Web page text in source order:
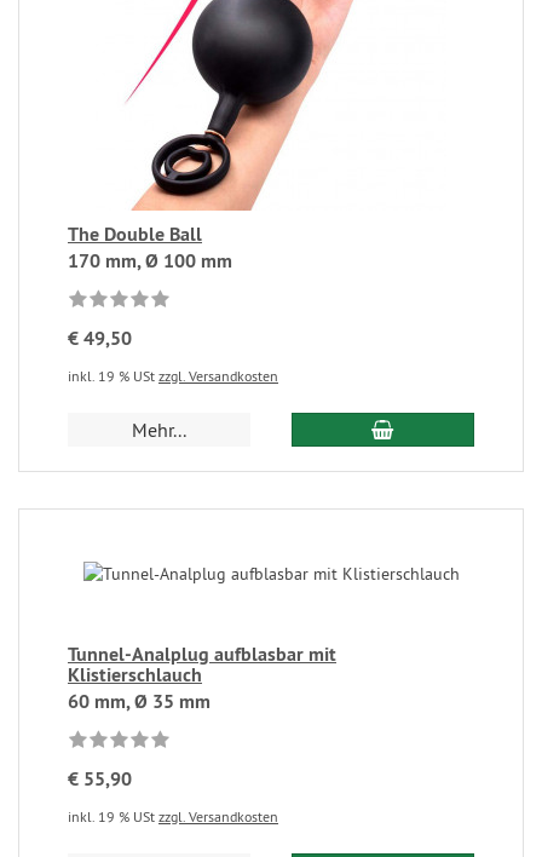
The Double Ball
170 mm, Ø 100 mm
€ 49,50
inkl. 19 % USt zzgl. Versandkosten
Mehr...
Tunnel-Analplug aufblasbar mit
Klistierschlauch
60 mm, Ø 35 mm
€ 55,90
inkl. 19 % USt zzgl. Versandkosten